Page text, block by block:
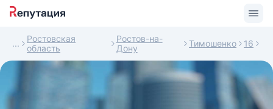
Ростовская
область
Ростов-на-
Дону
Тимошенко 16